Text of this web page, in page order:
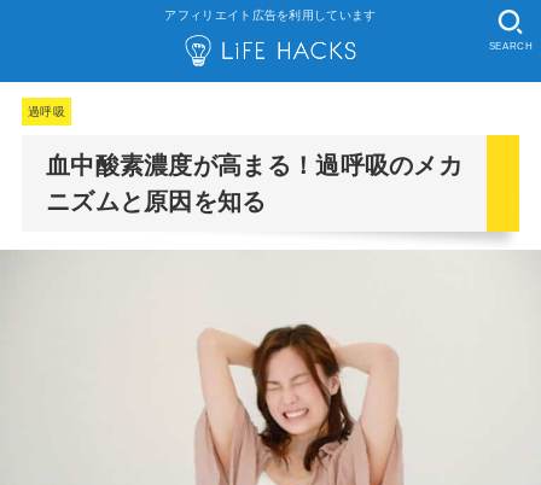
アフィリエイト広告を利用しています
SEARCH
過呼吸
血中酸素濃度が高まる！過呼吸のメカ
ニズムと原因を知る